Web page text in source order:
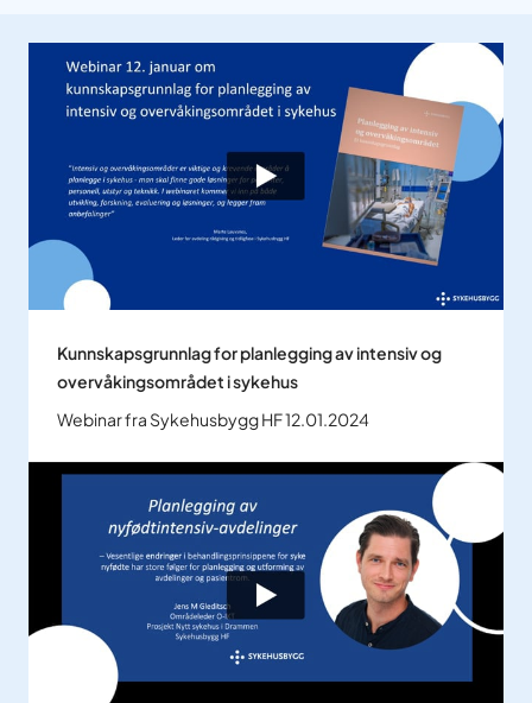
Kunnskapsgrunnlag for planlegging av intensiv og
overvåkingsområdet i sykehus
Webinar fra Sykehusbygg HF 12.01.2024